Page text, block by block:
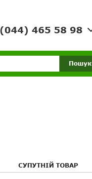
465 58 98
Пошук
СУПУТНІЙ ТОВАР